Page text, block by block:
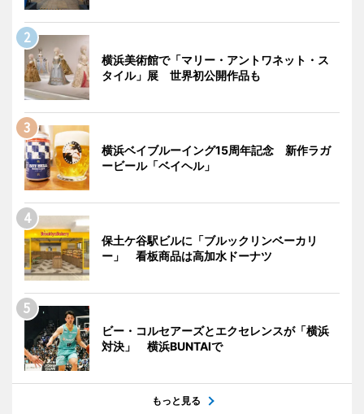
横浜美術館で「マリー・アントワネット・ス
タイル」展 世界初公開作品も
横浜ベイブルーイング15周年記念 新作ラガ
ービール「ベイヘル」
保土ケ谷駅ビルに「ブルックリンベーカリ
ー」 看板商品は高加水ドーナツ
ビー・コルセアーズとエクセレンスが「横浜
対決」 横浜BUNTAIで
もっと見る